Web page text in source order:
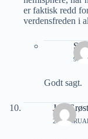
er faktisk redd
verdensfreden i
9
Godt sagt.
Jon
22